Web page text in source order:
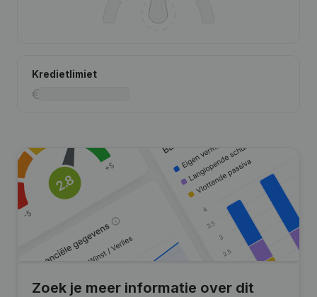
Kredietlimiet
Zoek je meer informatie over dit